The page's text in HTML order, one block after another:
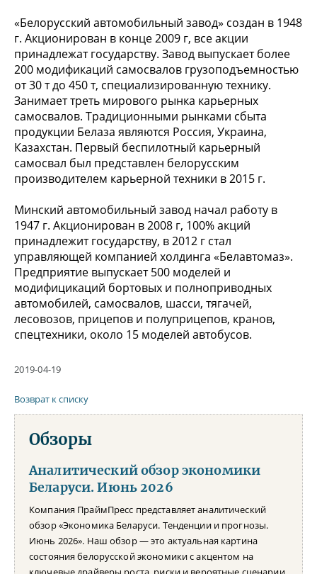
«Белорусский автомобильный завод» создан в 1948
г. Акционирован в конце 2009 г, все акции
принадлежат государству. Завод выпускает более
200 модификаций самосвалов грузоподъемностью
от 30 т до 450 т, специализированную технику.
Занимает треть мирового рынка карьерных
самосвалов. Традиционными рынками сбыта
продукции Белаза являются Россия, Украина,
Казахстан. Первый беспилотный карьерный
самосвал был представлен белорусским
производителем карьерной техники в 2015 г.
Минский автомобильный завод начал работу в
1947 г. Акционирован в 2008 г, 100% акций
принадлежит государству, в 2012 г стал
управляющей компанией холдинга «Белавтомаз».
Предприятие выпускает 500 моделей и
модифицикаций бортовых и полноприводных
автомобилей, самосвалов, шасси, тягачей,
лесовозов, прицепов и полуприцепов, кранов,
спецтехники, около 15 моделей автобусов.
2019-04-19
Возврат к списку
Обзоры
Аналитический обзор экономики
Беларуси. Июнь 2026
Компания ПраймПресс представляет аналитический
обзор «Экономика Беларуси. Тенденции и прогнозы.
Июнь 2026». Наш обзор — это актуальная картина
состояния белорусской экономики с акцентом на